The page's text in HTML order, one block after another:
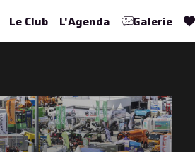
Le Club L'Agenda Galerie